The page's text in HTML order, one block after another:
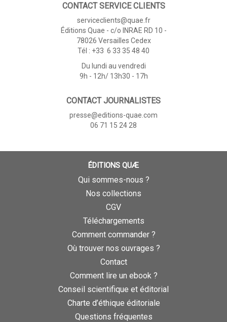
CONTACT SERVICE CLIENTS
serviceclients@quae.fr
Éditions Quae - c/o INRAE RD 10 -
78026 Versailles Cedex
Tél : +33 6 33 35 48 40
Du lundi au vendredi
9h - 12h/ 13h30 - 17h
CONTACT JOURNALISTES
presse@editions-quae.com
06 71 15 24 28
ÉDITIONS QUÆ
Qui sommes-nous ?
Nos collections
CGV
Téléchargements
Comment commander ?
Où trouver nos ouvrages ?
Contact
Comment lire un ebook ?
Conseil scientifique et éditorial
Charte d’éthique éditoriale
Questions fréquentes